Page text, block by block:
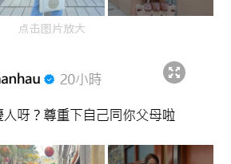
点击图片放大